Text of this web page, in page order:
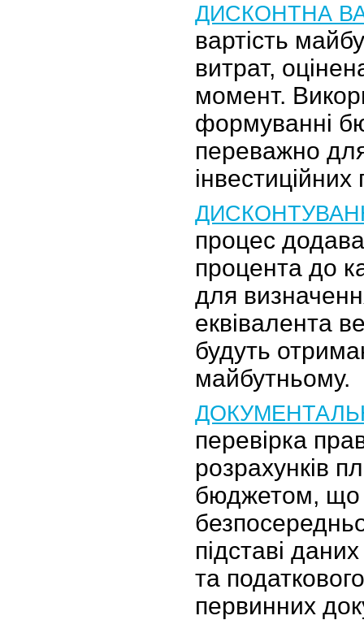
ДИСКОНТНА
вартість
витрат,
момент.
формуванні
переважно
інвестиційних
процес
процента до
для
еквівалента
будуть
майбутньому.
перевірка
розрахунків
бюджетом, що
підставі
та
первинних